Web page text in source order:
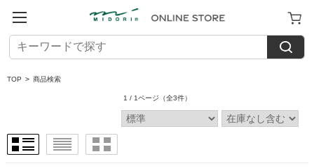
TOP > 商品検索
1 / 1ページ （全3件）